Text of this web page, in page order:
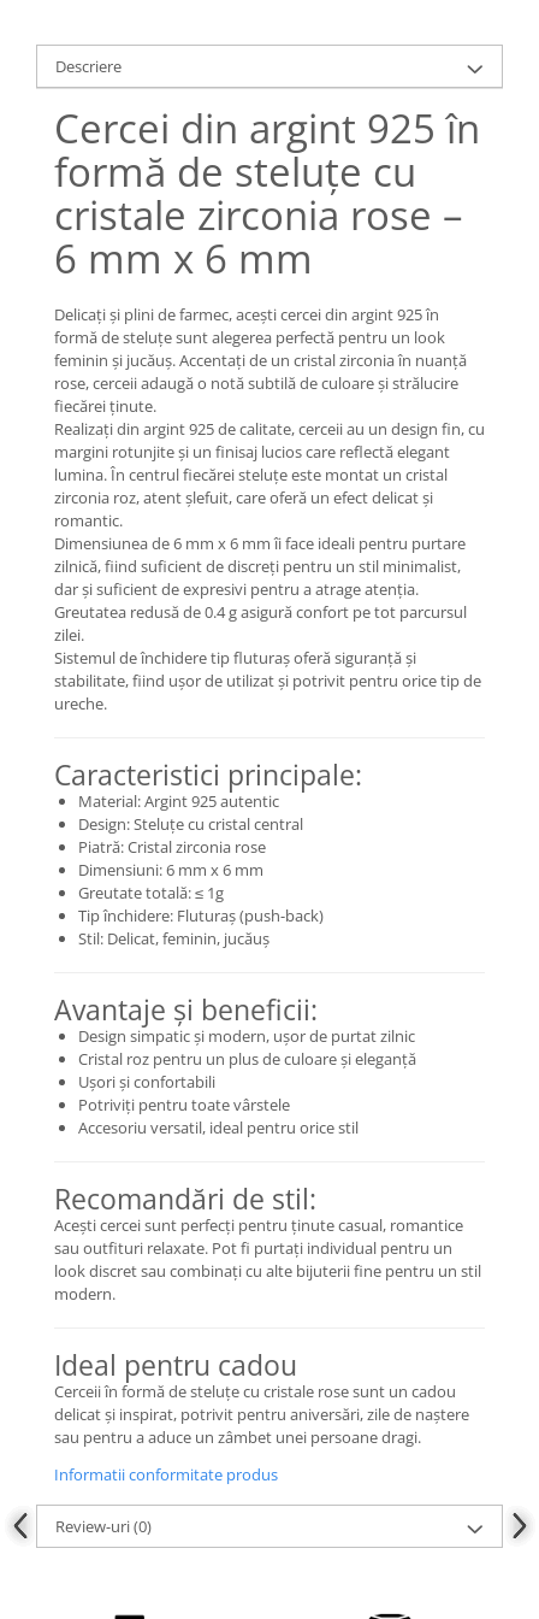
Lănțișoare cu Zodii
Lănțișoare cu Molecule
Lănțișoare cu Pietre Naturale
Lănțișoare Argint Diverse
COLIERE CU PERLE
Coliere cu Perle Naturale
COLIERE ȘNUR REGLABIL
Coliere cu Inimioare
Coliere cu Cruce
Coliere cu Stea
Coliere cu Soare
Coliere cu Semilună
Coliere cu Zodii
Coliere cu Flori
Coliere cu Animale
Coliere cu Molecule
Coliere Diverse
BRĂȚĂRI
BRĂȚĂRI CU ȘNUR REGLABIL
Brățări din Argint cu șnur reglabil
BRĂȚĂRI CU PIETRE SEMIPREȚIOASE
Brățări din Aur cu pietre
semiprețioase
Brățări din Argint cu pietre
semiprețioase
Brățări elastice cu pietre
BRĂȚĂRI DE PICIOR
Brățări de picior din Aur
Brățări de picior din Argint
COLIERE
Coliere cu mărgele colorate și
Coliere cu pietre semiprețioase
Descriere
Cercei din argint 925 în
formă de steluțe cu
cristale zirconia rose –
6 mm x 6 mm
Delicați și plini de farmec, acești cercei din argint 925 în
formă de steluțe sunt alegerea perfectă pentru un look
feminin și jucăuș. Accentați de un cristal zirconia în nuanță
rose, cerceii adaugă o notă subtilă de culoare și strălucire
fiecărei ținute.
Realizați din argint 925 de calitate, cerceii au un design fin, cu
margini rotunjite și un finisaj lucios care reflectă elegant
lumina. În centrul fiecărei steluțe este montat un cristal
zirconia roz, atent șlefuit, care oferă un efect delicat și
romantic.
Dimensiunea de 6 mm x 6 mm îi face ideali pentru purtare
zilnică, fiind suficient de discreți pentru un stil minimalist,
dar și suficient de expresivi pentru a atrage atenția.
Greutatea redusă de 0.4 g asigură confort pe tot parcursul
zilei.
Sistemul de închidere tip fluturaș oferă siguranță și
stabilitate, fiind ușor de utilizat și potrivit pentru orice tip de
ureche.
Caracteristici principale:
Material: Argint 925 autentic
Design: Steluțe cu cristal central
Piatră: Cristal zirconia rose
Dimensiuni: 6 mm x 6 mm
Greutate totală: ≤ 1g
Tip închidere: Fluturaș (push-back)
Stil: Delicat, feminin, jucăuș
Avantaje și beneficii:
Design simpatic și modern, ușor de purtat zilnic
Cristal roz pentru un plus de culoare și eleganță
Ușori și confortabili
Potriviți pentru toate vârstele
Accesoriu versatil, ideal pentru orice stil
Recomandări de stil:
Acești cercei sunt perfecți pentru ținute casual, romantice
sau outfituri relaxate. Pot fi purtați individual pentru un
look discret sau combinați cu alte bijuterii fine pentru un stil
modern.
Ideal pentru cadou
Cerceii în formă de steluțe cu cristale rose sunt un cadou
delicat și inspirat, potrivit pentru aniversări, zile de naștere
sau pentru a aduce un zâmbet unei persoane dragi.
Informatii conformitate produs
Review-uri(0)